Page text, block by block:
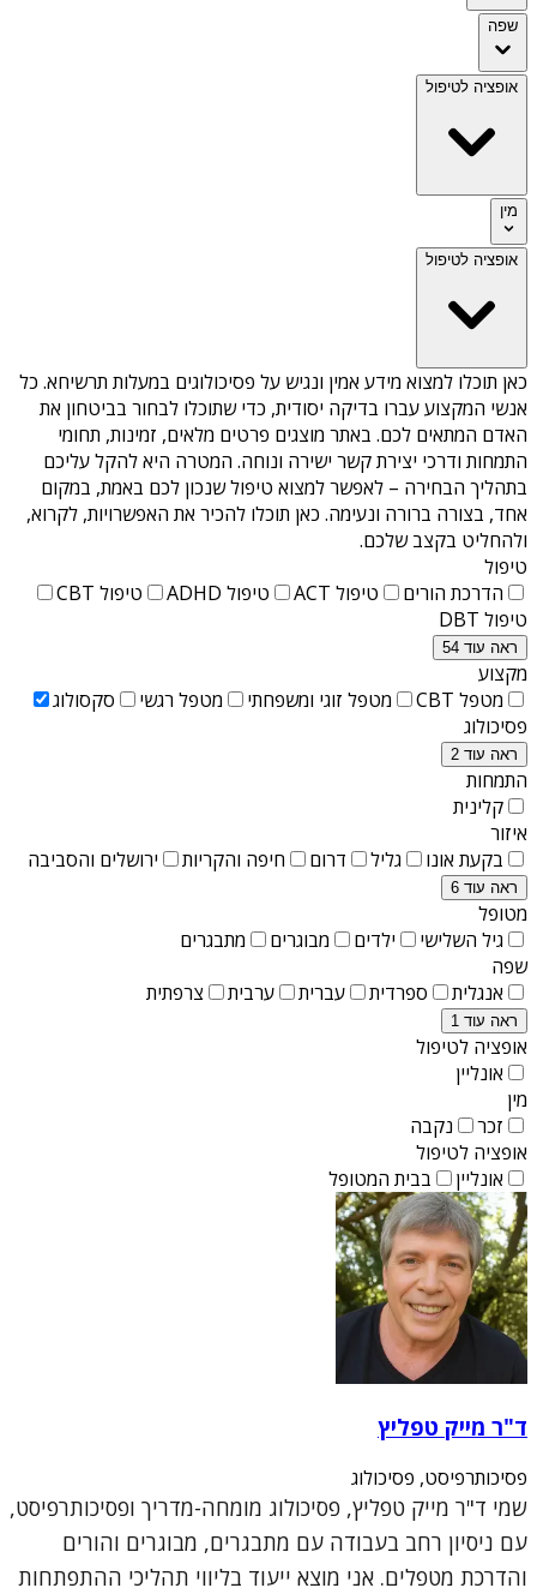
שפה
אופציה לטיפול
מין
אופציה לטיפול
כאן תוכלו למצוא מידע אמין ונגיש על פסיכולוגים במעלות תרשיחא. כל
אנשי המקצוע עברו בדיקה יסודית, כדי שתוכלו לבחור בביטחון את
האדם המתאים לכם. באתר מוצגים פרטים מלאים, זמינות, תחומי
התמחות ודרכי יצירת קשר ישירה ונוחה. המטרה היא להקל עליכם
בתהליך הבחירה – לאפשר למצוא טיפול שנכון לכם באמת, במקום
אחד, בצורה ברורה ונעימה. כאן תוכלו להכיר את האפשרויות, לקרוא,
ולהחליט בקצב שלכם.
טיפול
הדרכת הורים
טיפול ACT טיפול ADHD
טיפול CBT
טיפול DBT
ראה עוד 54
מקצוע
מטפל CBT
מטפל זוגי ומשפחתי מטפל רגשי
סקסולוג
פסיכולוג
ראה עוד 2
התמחות
קלינית
איזור
בקעת אונו
גליל דרום חיפה והקריות ירושלים והסביבה
ראה עוד 6
מטופל
גיל השלישי
ילדים מבוגרים
מתבגרים
שפה
אנגלית
ספרדית עברית ערבית צרפתית
ראה עוד 1
אופציה לטיפול
אונליין
מין
זכר
נקבה
אופציה לטיפול
אונליין
בבית המטופל
ד"ר מייק טפליץ
פסיכותרפיסט, פסיכולוג
שמי ד"ר מייק טפליץ, פסיכולוג מומחה-מדריך ופסיכותרפיסט,
עם ניסיון רחב בעבודה עם מתבגרים, מבוגרים והורים
והדרכת מטפלים. אני מוצא ייעוד בליווי תהליכי ההתפתחות